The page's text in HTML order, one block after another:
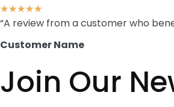
★★★★★
“A review from a customer who
Customer Name
Join Our